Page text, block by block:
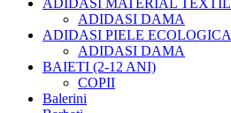
ADIDASI MATERIAL TEXTIL
ADIDASI DAMA
ADIDASI PIELE ECOLOGICA
ADIDASI DAMA
BAIETI (2-12 ANI)
COPII
Balerini